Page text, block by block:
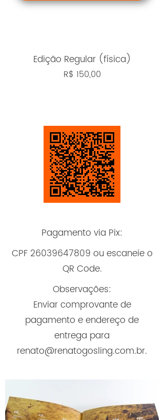
Edição Regular (física)
R$ 150,00
Pagamento via Pix:
CPF 26039647809 ou escaneie o
QR Code.
Observações:
​​​​Enviar comprovante de
pagamento e endereço de
entrega para
renato@renatogosling.com.br.